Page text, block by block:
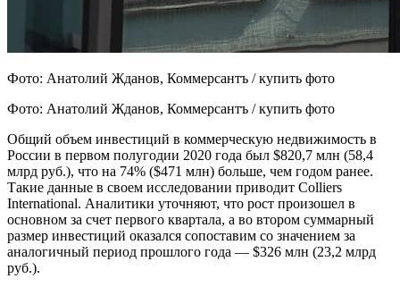
Фото: Анатолий Жданов, Коммерсантъ / купить фото
Фото: Анатолий Жданов, Коммерсантъ / купить фото
Общий объем инвестиций в коммерческую недвижимость в
России в первом полугодии 2020 года был $820,7 млн (58,4
млрд руб.), что на 74% ($471 млн) больше, чем годом ранее.
Такие данные в своем исследовании приводит Colliers
International. Аналитики уточняют, что рост произошел в
основном за счет первого квартала, а во втором суммарный
размер инвестиций оказался сопоставим со значением за
аналогичный период прошлого года — $326 млн (23,2 млрд
руб.).